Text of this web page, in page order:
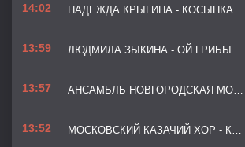
14:02 НАДЕЖДА КРЫГИНА - КОСЫНКА
13:59 ЛЮДМИЛА ЗЫКИНА - ОЙ ГРИБЫ ГРИБОЧКИ
13:57 АНСАМБЛЬ НОВГОРОДСКАЯ МОЗАИКА - МЫ НА ЛОДОЧКЕ КАТАЛИСЬ
13:52 МОСКОВСКИЙ КАЗАЧИЙ ХОР - КОНЬ